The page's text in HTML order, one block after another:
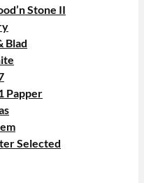
Stone II
Blad
Papper
Selected